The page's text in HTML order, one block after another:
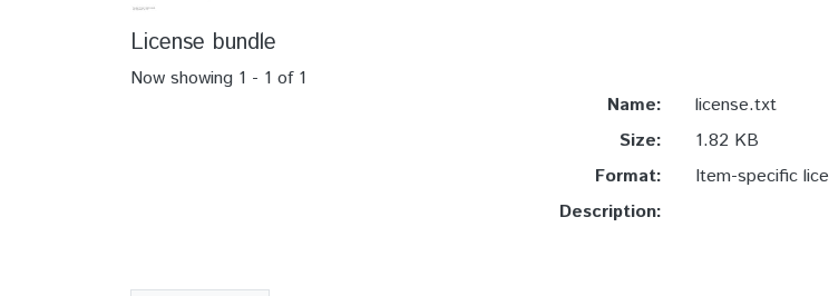
License bundle
Now showing 1 - 1 of 1
Name:
license.txt
Size:
1.82 KB
Format:
Item-specific
Description: